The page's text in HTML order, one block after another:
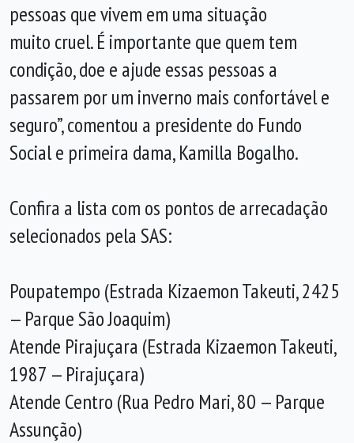
pessoas que vivem em uma situação
muito cruel. É importante que quem tem
condição, doe e ajude essas pessoas a
passarem por um inverno mais confortável e
seguro”, comentou a presidente do Fundo
Social e primeira dama, Kamilla Bogalho.
Confira a lista com os pontos de arrecadação
selecionados pela SAS:
Poupatempo (Estrada Kizaemon Takeuti, 2425
— Parque São Joaquim)
Atende Pirajuçara (Estrada Kizaemon Takeuti,
1987 — Pirajuçara)
Atende Centro (Rua Pedro Mari, 80 — Parque
Assunção)